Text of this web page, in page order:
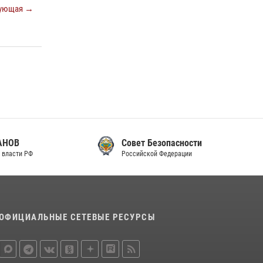
→
Совет Безопасности
Российской Федерации
СЕТЕВЫЕ РЕСУРСЫ